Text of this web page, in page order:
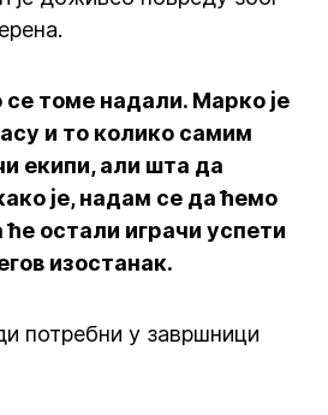
томе надали. Марко је
и то колико самим
екипи, али шта да
је, надам се да ћемо
остали играчи успети
изостанак.
потребни у завршници